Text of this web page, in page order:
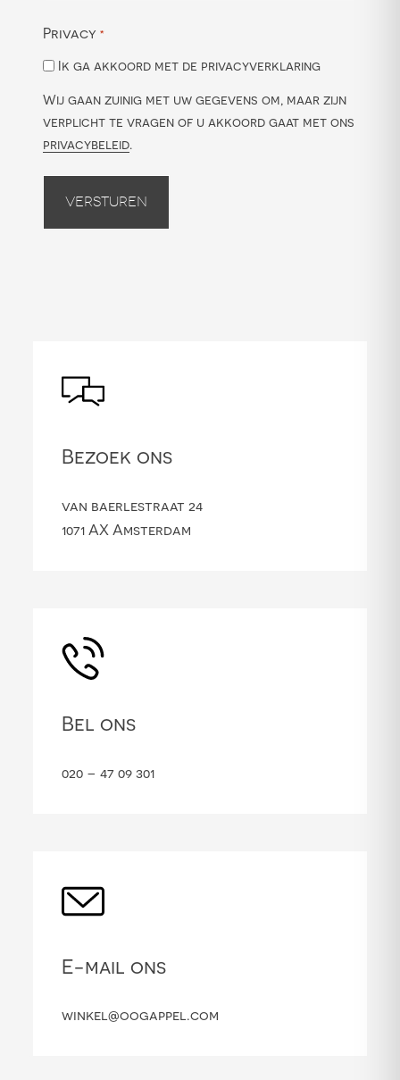
Privacy *
Ik ga akkoord met de privacyverklaring
Wij gaan zuinig met uw gegevens om, maar zijn
verplicht te vragen of u akkoord gaat met ons
privacybeleid.
Versturen
Bezoek ons
van baerlestraat 24
1071 AX Amsterdam
Bel ons
020 – 47 09 301
E-mail ons
winkel@oogappel.com